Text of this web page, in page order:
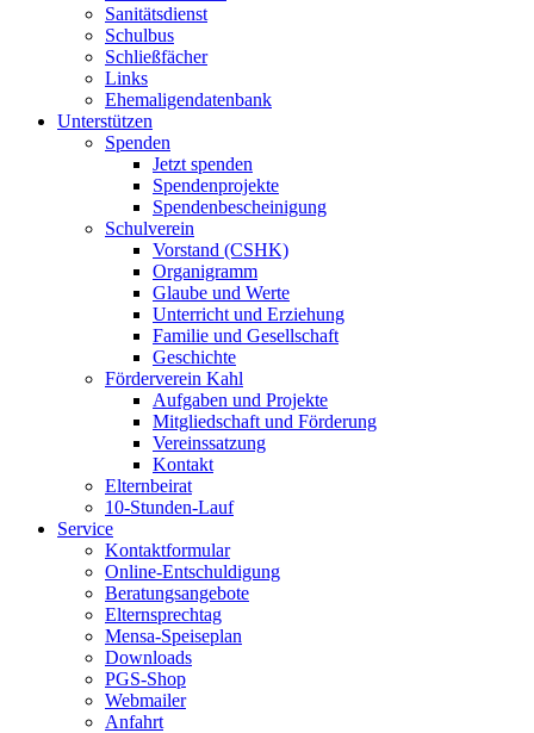
Sanitätsdienst
Schulbus
Schließfächer
Links
Ehemaligendatenbank
Unterstützen
Spenden
Jetzt spenden
Spendenprojekte
Spendenbescheinigung
Schulverein
Vorstand (CSHK)
Organigramm
Glaube und Werte
Unterricht und Erziehung
Familie und Gesellschaft
Geschichte
Förderverein Kahl
Aufgaben und Projekte
Mitgliedschaft und Förderung
Vereinssatzung
Kontakt
Elternbeirat
10-Stunden-Lauf
Service
Kontaktformular
Online-Entschuldigung
Beratungsangebote
Elternsprechtag
Mensa-Speiseplan
Downloads
PGS-Shop
Webmailer
Anfahrt